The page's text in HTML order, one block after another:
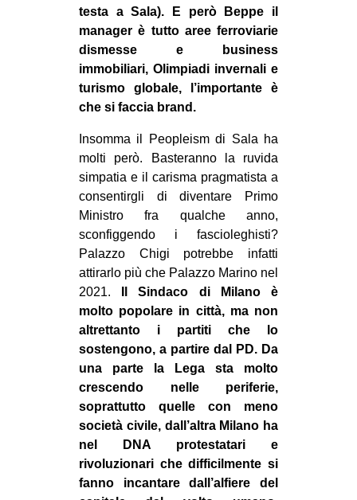
SEARCH
testa a Sala). E però Beppe il
manager è tutto aree ferroviarie
dismesse e business
immobiliari, Olimpiadi invernali e
turismo globale, l’importante è
che si faccia brand.
Insomma il Peopleism di Sala ha
molti però. Basteranno la ruvida
simpatia e il carisma pragmatista a
consentirgli di diventare Primo
Ministro fra qualche anno,
sconfiggendo i fascioleghisti?
Palazzo Chigi potrebbe infatti
attirarlo più che Palazzo Marino nel
2021.
Il Sindaco di Milano è
molto popolare in città, ma non
altrettanto i partiti che lo
sostengono, a partire dal PD. Da
una parte la Lega sta molto
crescendo nelle periferie,
soprattutto quelle con meno
società civile, dall’altra Milano ha
nel DNA protestatari e
rivoluzionari che difficilmente si
fanno incantare dall’alfiere del